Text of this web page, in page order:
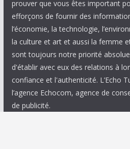
prouver que vous êtes important
efforçons de fournir des
l’économie, la technologie,
la culture et art et aussi la femme
sont toujours notre priorité
d'établir avec eux des relations à
confiance et l'authenticité. L’Echo
l’agence Echocom, agence de
de publicité.